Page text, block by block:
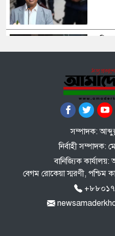
আসবে
এবার
১২
সম্পাদক:
নির্বাহী
বানিজ্যিক
বেগম রোকেয়া স্মরণী,